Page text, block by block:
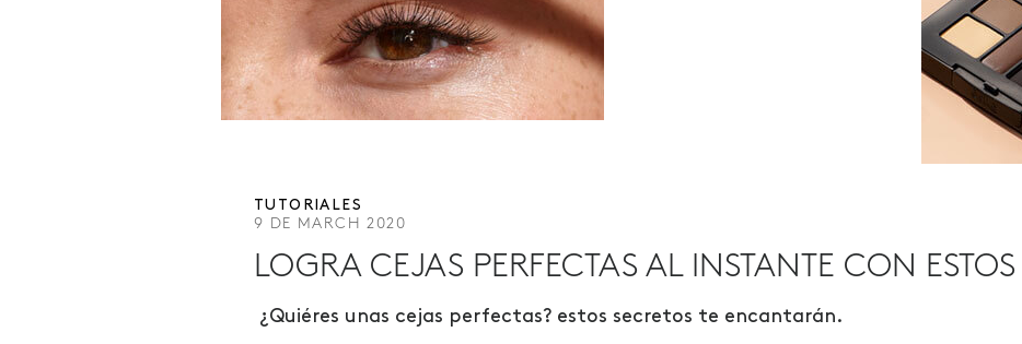
TUTORIALES
9 DE MARCH 2020
LOGRA CEJAS PERFECTAS AL INSTANTE CON ESTOS
¿Quiéres unas cejas perfectas? estos secretos te encantarán.